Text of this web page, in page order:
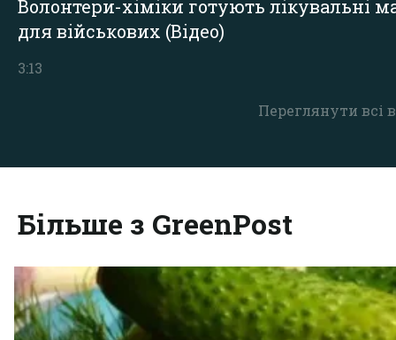
Переглянути всі
Волонтери-хіміки готують лікувальні
для військових (Відео)
3:13
Більше з GreenPost